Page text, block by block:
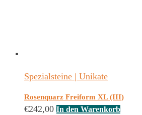
Spezialsteine | Unikate
Rosenquarz Freiform XL (III)
€242,00 In den Warenkorb